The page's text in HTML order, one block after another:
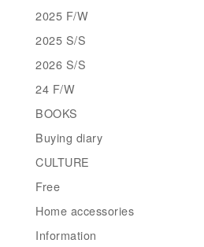
2025 F/W
2025 S/S
2026 S/S
24 F/W
BOOKS
Buying diary
CULTURE
Free
Home accessories
Information